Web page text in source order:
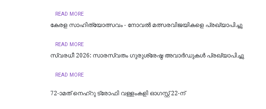
READ MORE
കേരള സാഹിത്യോത്സവം - നോവല്‍ മത്സരവിജയികളെ പ്രഖ്യാപിച്ചു
READ MORE
സ്വരധീ 2026: സാരസ്വതം ഗുരുശ്രേഷ്ഠ അവാർഡുകൾ പ്രഖ്യാപിച്ചു
READ MORE
72-ാമത് നെഹ്‌റു ട്രോഫി വള്ളംകളി ഓഗസ്റ്റ് 22-ന്